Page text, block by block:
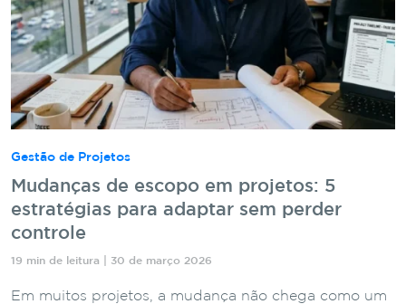
Gestão de Projetos
Mudanças de escopo em projetos: 5
estratégias para adaptar sem perder
controle
19 min de leitura | 30 de março 2026
Em muitos projetos, a mudança não chega como um